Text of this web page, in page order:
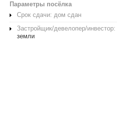
Параметры посёлка
Срок сдачи: дом сдан
Застройщик/девелопер/инвестор:
земли